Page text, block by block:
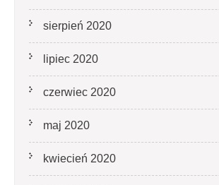
sierpień 2020
lipiec 2020
czerwiec 2020
maj 2020
kwiecień 2020